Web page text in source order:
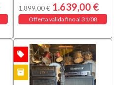
1.899,00 € 1.639,00 €
Offerta valida fino al 31/08
local_offer
inventory